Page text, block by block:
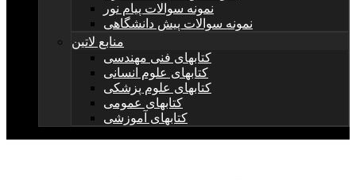
نمونه سوالات پیام نور
نمونه سوالات پیش دانشگاهی
منابع لاتین
کتابهای فنی مهندسی
کتابهای علوم انسانی
کتابهای علوم پزشکی
کتابهای عمومی
کتابهای آموزشی